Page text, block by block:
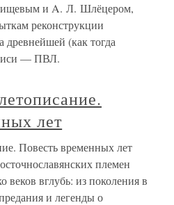
и A. Л. Шлёцером,
реконструкции
древнейшей (как тогда
— ПВЛ.
лет
Повесть временных лет
племен
веков вглубь: из поколения в
и легенды о